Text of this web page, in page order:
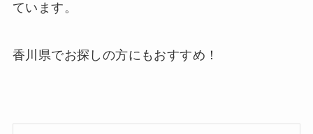
ています。
香川県でお探しの方にもおすすめ！